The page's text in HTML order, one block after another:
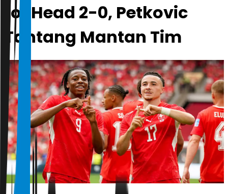
to-Head 2-0, Petkovic
Tantang Mantan Tim